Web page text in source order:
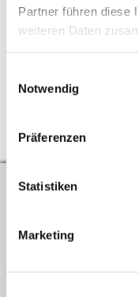
Partner führen diese
weiteren Daten
Cookies, wenn Sie
Notwendig
Präferenzen
Statistiken
Marketing
Veröffentlicht am 3.
Schlagwörter
Zum Seitenanfang
Verband der